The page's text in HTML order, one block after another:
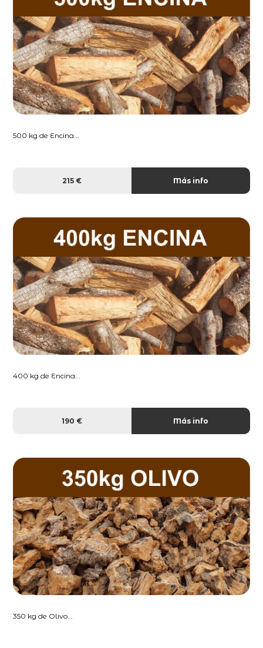
500 kg de Encina...
215 € Más info
400 kg de Encina...
190 € Más info
350 kg de Olivo...